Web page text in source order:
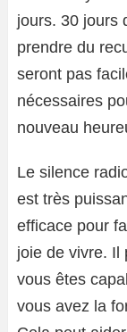
jours. 30 jours
prendre du
seront pas
nécessaires
nouveau
Le silence
est très
efficace pour
joie de vivre. Il
vous êtes
vous avez la